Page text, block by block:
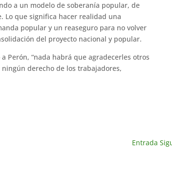
a un modelo de soberanía popular, de
Lo que significa hacer realidad una
popular y un reaseguro para no volver
del proyecto nacional y popular.
Perón, “nada habrá que agradecerles otros
derecho de los trabajadores,
Entrada